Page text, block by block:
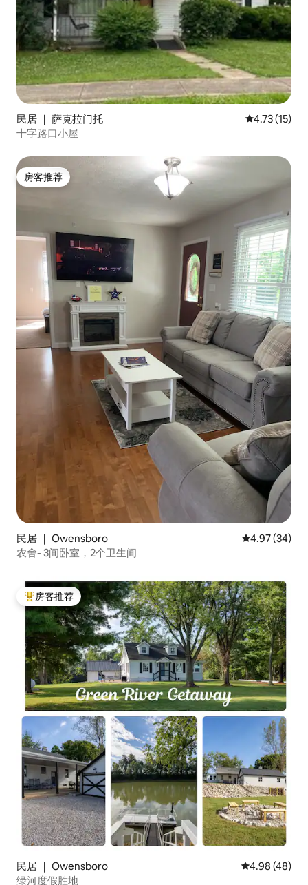
民居 ｜ 萨克拉门托 平均评分
4.73 (15)
十字路口小屋
房客推荐
房客推荐
民居 ｜ Owensboro 平均评分
4.97 (34)
农舍- 3间卧室，2个卫生间
热门「房客推荐」
房客推荐
民居 ｜ Owensboro 平均评分
4.98 (48)
绿河度假胜地